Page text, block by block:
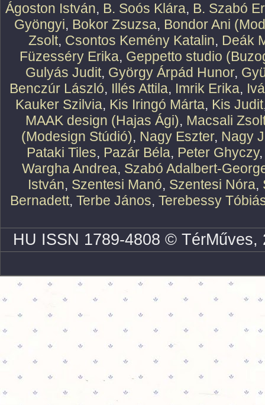
Ágoston István, B. Soós Klára, B. Szabó
Gyöngyi, Bokor Zsuzsa, Bondor Ani
Zsolt, Csontos Kemény Katalin, Deák
Füzesséry Erika, Geppetto studio
Gulyás Judit, György Árpád Hunor,
Benczúr László, Illés Attila, Imrik Erika,
Kauker Szilvia, Kis Iringó Márta, Kis Judit
MAAK design (Hajas Ági), Macsali
(Modesign Stúdió), Nagy Eszter, Nagy
Pataki Tiles, Pazár Béla, Peter Ghyczy
Wargha Andrea, Szabó Adalbert-
István, Szentesi Manó, Szentesi Nóra,
Bernadett, Terbe János, Terebessy
HU ISSN 1789-4808 ©